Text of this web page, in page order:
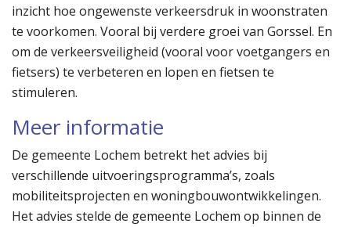
inzicht hoe ongewenste verkeersdruk in woonstraten
te voorkomen. Vooral bij verdere groei van Gorssel. En
om de verkeersveiligheid (vooral voor voetgangers en
fietsers) te verbeteren en lopen en fietsen te
stimuleren.
Meer informatie
De gemeente Lochem betrekt het advies bij
verschillende uitvoeringsprogramma’s, zoals
mobiliteitsprojecten en woningbouwontwikkelingen.
Het advies stelde de gemeente Lochem op binnen de